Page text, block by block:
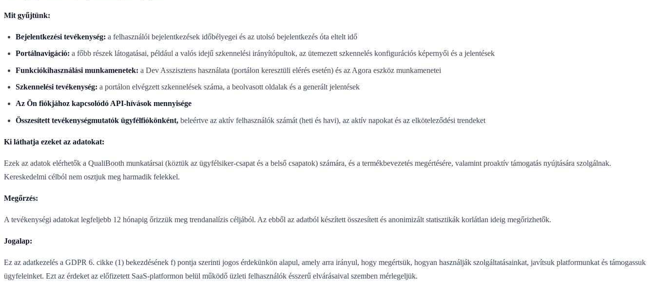
Mit gyűjtünk:
Bejelentkezési tevékenység: a felhasználói bejelentkezések időbélyegei és az utolsó bejelentkezés óta eltelt idő
Portálnavigáció: a főbb részek látogatásai, például a valós idejű szkennelési irányítópultok, az ütemezett szkennelés konfigurációs képernyői és a jelentések
Funkciókihasználási munkamenetek: a Dev Asszisztens használata (portálon keresztüli elérés esetén) és az Agora eszköz munkamenetei
Szkennelési tevékenység: a portálon elvégzett szkennelések száma, a beolvasott oldalak és a generált jelentések
Az Ön fiókjához kapcsolódó API-hívások mennyisége
Összesített tevékenységmutatók ügyfélfiókönként, beleértve az aktív felhasználók számát (heti és havi), az aktív napokat és az elköteleződési trendeket
Ki láthatja ezeket az adatokat:
Ezek az adatok elérhetők a QualiBooth munkatársai (köztük az ügyfélsiker-csapat és a belső csapatok) számára, és a termékbevezetés megértésére, valamint proaktív támogatás nyújtására szolgálnak.
Kereskedelmi célból nem osztjuk meg harmadik felekkel.
Megőrzés:
A tevékenységi adatokat legfeljebb 12 hónapig őrizzük meg trendanalízis céljából. Az ebből az adatból készített összesített és anonimizált statisztikák korlátlan ideig megőrizhetők.
Jogalap:
Ez az adatkezelés a GDPR 6. cikke (1) bekezdésének f) pontja szerinti jogos érdekünkön alapul, amely arra irányul, hogy megértsük, hogyan használják szolgáltatásainkat, javítsuk platformunkat és támogassuk
ügyfeleinket. Ezt az érdeket az előfizetett SaaS-platformon belül működő üzleti felhasználók ésszerű elvárásaival szemben mérlegeljük.